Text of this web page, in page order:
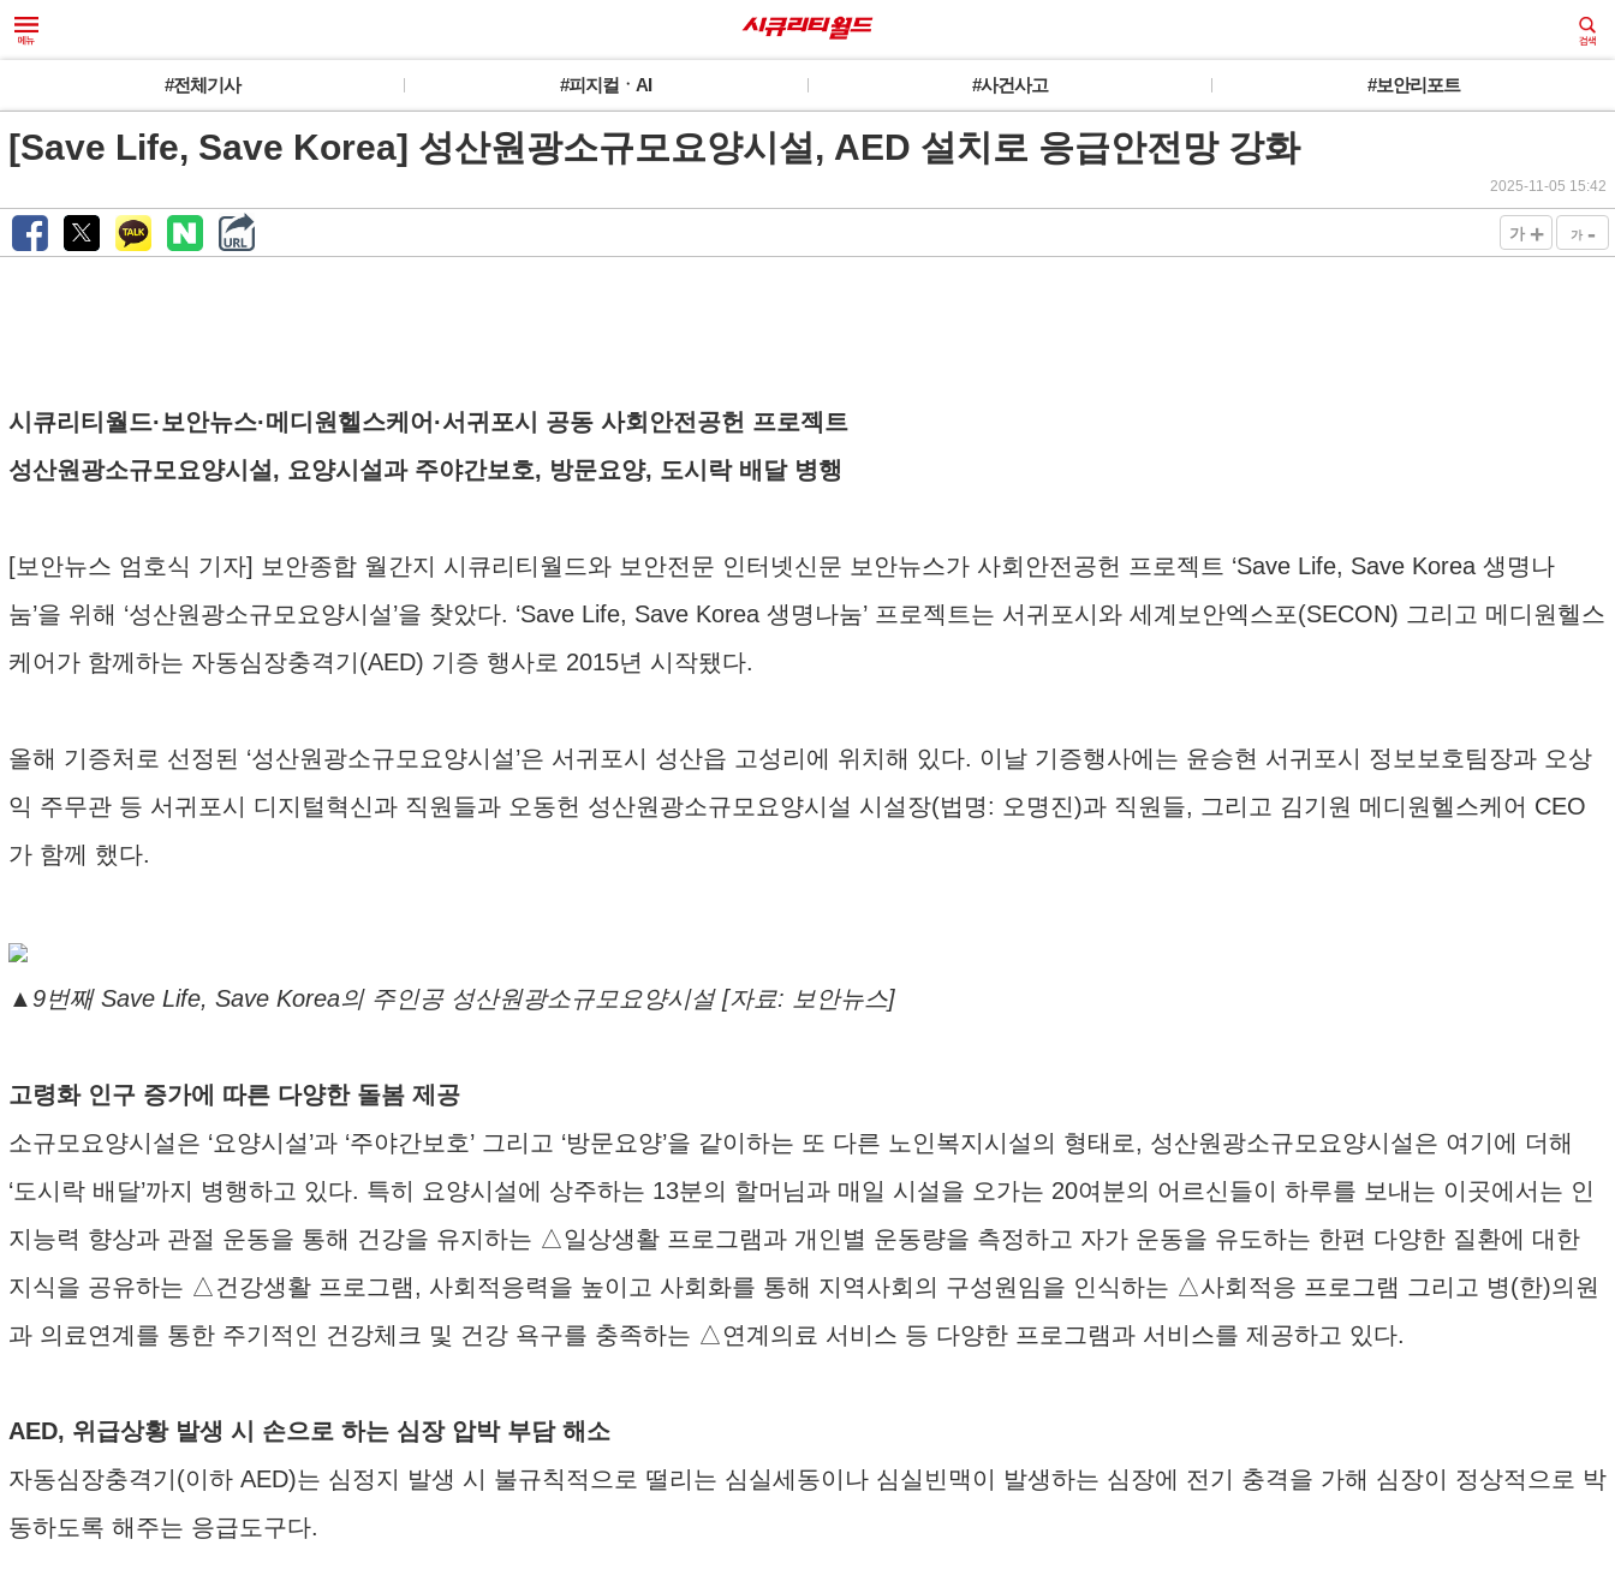
#전체기사 #피지컬ㆍAI #사건사고 #보안리포트
[Save Life, Save Korea] 성산원광소규모요양시설, AED 설치로 응급안전망 강화
2025-11-05 15:42
가 + 가 -
시큐리티월드·보안뉴스·메디원헬스케어·서귀포시 공동 사회안전공헌 프로젝트
성산원광소규모요양시설, 요양시설과 주야간보호, 방문요양, 도시락 배달 병행
[보안뉴스 엄호식 기자] 보안종합 월간지 시큐리티월드와 보안전문 인터넷신문 보안뉴스가 사회안전공헌 프로젝트 ‘Save Life, Save Korea 생명나
눔’을 위해 ‘성산원광소규모요양시설’을 찾았다. ‘Save Life, Save Korea 생명나눔’ 프로젝트는 서귀포시와 세계보안엑스포(SECON) 그리고 메디원헬스
케어가 함께하는 자동심장충격기(AED) 기증 행사로 2015년 시작됐다.
올해 기증처로 선정된 ‘성산원광소규모요양시설’은 서귀포시 성산읍 고성리에 위치해 있다. 이날 기증행사에는 윤승현 서귀포시 정보보호팀장과 오상
익 주무관 등 서귀포시 디지털혁신과 직원들과 오동헌 성산원광소규모요양시설 시설장(법명: 오명진)과 직원들, 그리고 김기원 메디원헬스케어 CEO
가 함께 했다.
▲9번째 Save Life, Save Korea의 주인공 성산원광소규모요양시설 [자료: 보안뉴스]
고령화 인구 증가에 따른 다양한 돌봄 제공
소규모요양시설은 ‘요양시설’과 ‘주야간보호’ 그리고 ‘방문요양’을 같이하는 또 다른 노인복지시설의 형태로, 성산원광소규모요양시설은 여기에 더해
‘도시락 배달’까지 병행하고 있다. 특히 요양시설에 상주하는 13분의 할머님과 매일 시설을 오가는 20여분의 어르신들이 하루를 보내는 이곳에서는 인
지능력 향상과 관절 운동을 통해 건강을 유지하는 △일상생활 프로그램과 개인별 운동량을 측정하고 자가 운동을 유도하는 한편 다양한 질환에 대한
지식을 공유하는 △건강생활 프로그램, 사회적응력을 높이고 사회화를 통해 지역사회의 구성원임을 인식하는 △사회적응 프로그램 그리고 병(한)의원
과 의료연계를 통한 주기적인 건강체크 및 건강 욕구를 충족하는 △연계의료 서비스 등 다양한 프로그램과 서비스를 제공하고 있다.
AED, 위급상황 발생 시 손으로 하는 심장 압박 부담 해소
자동심장충격기(이하 AED)는 심정지 발생 시 불규칙적으로 떨리는 심실세동이나 심실빈맥이 발생하는 심장에 전기 충격을 가해 심장이 정상적으로 박
동하도록 해주는 응급도구다.